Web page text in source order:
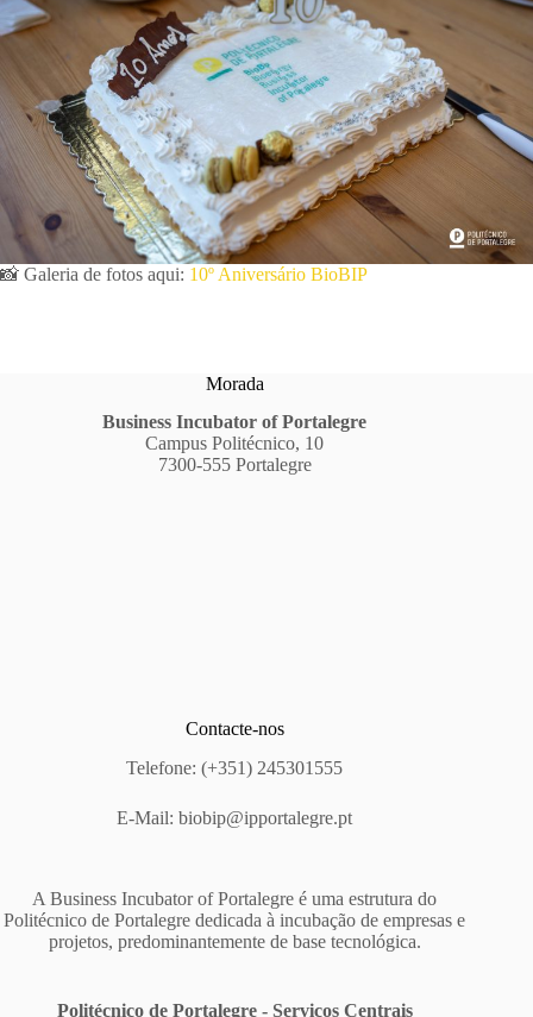
📸 Galeria de fotos aqui: 10º Aniversário BioBIP
Morada
Business Incubator of Portalegre
Campus Politécnico, 10
7300-555 Portalegre
Contacte-nos
Telefone: (+351) 245301555
E-Mail:biobip@ipportalegre.pt
A Business Incubator of Portalegre é uma estrutura do
Politécnico de Portalegre dedicada à incubação de empresas e
projetos, predominantemente de base tecnológica.
Politécnico de Portalegre - Serviços Centrais